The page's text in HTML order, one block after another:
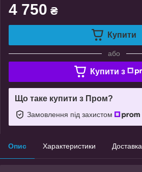
4 750 ₴
Купити
або
Купити з
Що таке купити з Пром?
Замовлення під захистом
Опис Характеристики Доставка